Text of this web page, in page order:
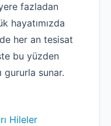
fazladan
hayatımızda
her an tesisat
bu yüzden
gururla sunar.
Hileler